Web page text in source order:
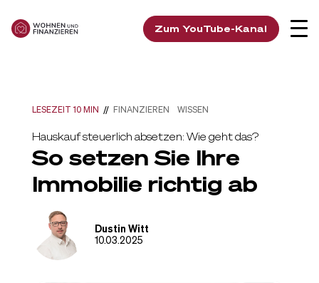
Zum YouTube-Kanal
LESEZEIT 10 MIN // FINANZIEREN WISSEN
Hauskauf steuerlich absetzen: Wie geht das?
So setzen Sie Ihre
Immobilie richtig ab
Dustin Witt
10.03.2025